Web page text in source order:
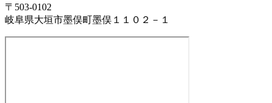
〒503-0102
岐阜県大垣市墨俣町墨俣１１０２－１